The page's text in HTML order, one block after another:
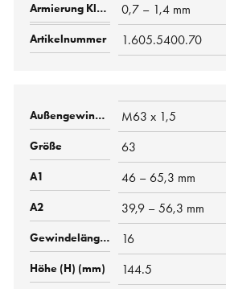
0,7 – 1,4 mm
1.605.5400.70
M63 x 1,5
63
46 – 65,3 mm
39,9 – 56,3 mm
16
144.5